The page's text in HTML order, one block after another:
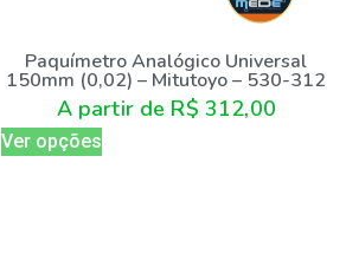
Paquímetro Analógico Universal
150mm (0,02) – Mitutoyo – 530-312
A partir de R$ 312,00
Ver opções